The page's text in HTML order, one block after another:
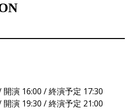
開演 16:00 / 終演予定 17:30
開演 19:30 / 終演予定 21:00